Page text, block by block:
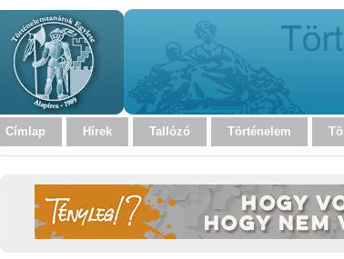
Címlap Hírek Tallózó Történelem